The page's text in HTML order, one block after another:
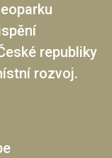
republiky
rozvoj.